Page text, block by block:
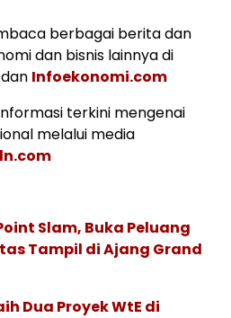
berbagai berita dan
dan bisnis lainnya di
dan Infoekonomi.com
terkini mengenai
melalui media
Slam, Buka Peluang
Tampil di Ajang Grand
Dua Proyek WtE di